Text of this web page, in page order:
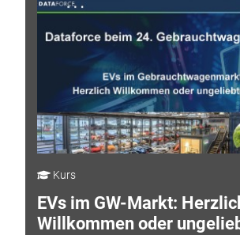
Kurs
EVs im GW-Markt:
Willkommen oder